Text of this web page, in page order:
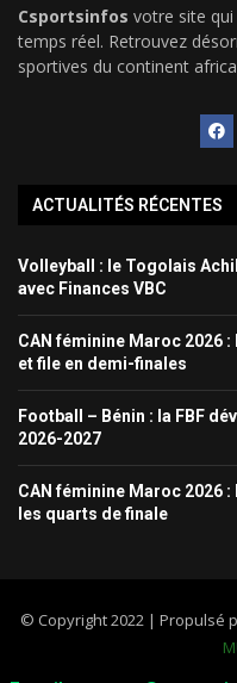
Csportsinfos votre site
temps réel. Retrouvez
sportives du continent
ACTUALITÉS RÉCENTES
Volleyball : le Togolais
avec Finances VBC
CAN féminine Maroc 2026
et file en demi-finales
Football – Bénin : la FBF
2026-2027
CAN féminine Maroc 2026
les quarts de finale
© Copyright 2022 | Propulsé